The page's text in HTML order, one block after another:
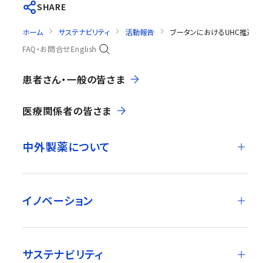
SHARE
ホーム サステナビリティ 活動報告
ブータンにおけるUHC推進に
FAQ・お問合せEnglish
患者さん・一般の皆さま
医療関係者の皆さま
中外製薬について
イノベーション
サステナビリティ